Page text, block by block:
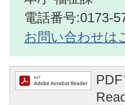
電話番号:0173-
お問い合わせは